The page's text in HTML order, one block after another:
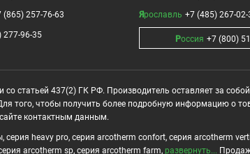
(865) 257-76-63
277-96-35
Ярославль +7 (485) 267-02-
Россия +7 (800)
статьей 437(2) ГК РФ. Производитель оставляет за
того, чтобы получить более подробную информацию о
контактным данным.
heavy pro, серия arcotherm confort, серия arcotherm
arcotherm sp, серия arcotherm farm, развернуть...